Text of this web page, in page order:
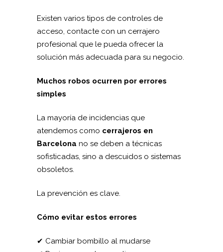
Existen varios tipos de controles de
acceso, contacte con un cerrajero
profesional que le pueda ofrecer la
solución más adecuada para su negocio.
Muchos robos ocurren por errores
simples
La mayoría de incidencias que
atendemos como cerrajeros en
Barcelona no se deben a técnicas
sofisticadas, sino a descuidos o sistemas
obsoletos.
La prevención es clave.
Cómo evitar estos errores
✔ Cambiar bombillo al mudarse